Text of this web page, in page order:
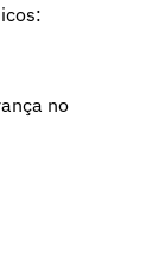
no